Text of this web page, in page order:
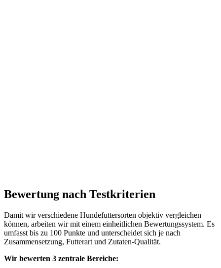
Bewertung nach Testkriterien
Damit wir verschiedene Hundefuttersorten objektiv vergleichen
können, arbeiten wir mit einem einheitlichen Bewertungssystem. Es
umfasst bis zu 100 Punkte und unterscheidet sich je nach
Zusammensetzung, Futterart und Zutaten-Qualität.
Wir bewerten 3 zentrale Bereiche: